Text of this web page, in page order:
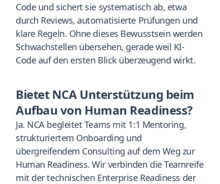
Code und sichert sie systematisch ab, etwa
durch Reviews, automatisierte Prüfungen und
klare Regeln. Ohne dieses Bewusstsein werden
Schwachstellen übersehen, gerade weil KI-
Code auf den ersten Blick überzeugend wirkt.
Bietet NCA Unterstützung beim
Aufbau von Human Readiness?
Ja. NCA begleitet Teams mit 1:1 Mentoring,
strukturiertem Onboarding und
übergreifendem Consulting auf dem Weg zur
Human Readiness. Wir verbinden die Teamreife
mit der technischen Enterprise Readiness der